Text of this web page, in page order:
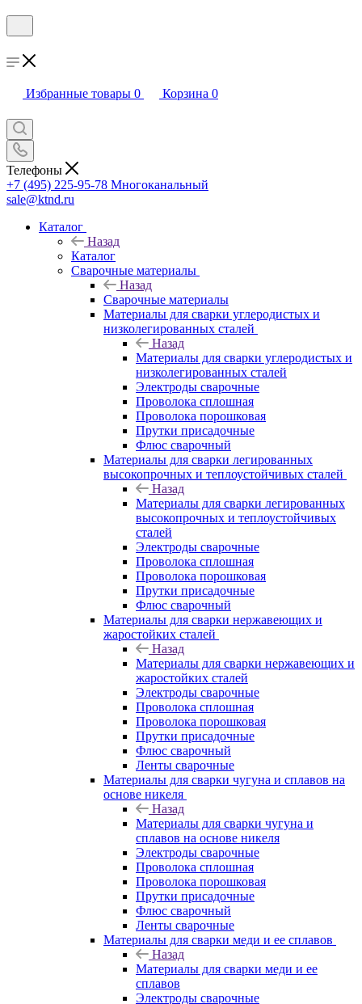
Избранные товары 0 Корзина 0
Телефоны
+7 (495) 225-95-78 Многоканальный
sale@ktnd.ru
Каталог
Назад
Каталог
Сварочные материалы
Назад
Сварочные материалы
Материалы для сварки углеродистых и
низколегированных сталей
Назад
Материалы для сварки углеродистых и
низколегированных сталей
Электроды сварочные
Проволока сплошная
Проволока порошковая
Прутки присадочные
Флюс сварочный
Материалы для сварки легированных
высокопрочных и теплоустойчивых сталей
Назад
Материалы для сварки легированных
высокопрочных и теплоустойчивых
сталей
Электроды сварочные
Проволока сплошная
Проволока порошковая
Прутки присадочные
Флюс сварочный
Материалы для сварки нержавеющих и
жаростойких сталей
Назад
Материалы для сварки нержавеющих и
жаростойких сталей
Электроды сварочные
Проволока сплошная
Проволока порошковая
Прутки присадочные
Флюс сварочный
Ленты сварочные
Материалы для сварки чугуна и сплавов на
основе никеля
Назад
Материалы для сварки чугуна и
сплавов на основе никеля
Электроды сварочные
Проволока сплошная
Проволока порошковая
Прутки присадочные
Флюс сварочный
Ленты сварочные
Материалы для сварки меди и ее сплавов
Назад
Материалы для сварки меди и ее
сплавов
Электроды сварочные